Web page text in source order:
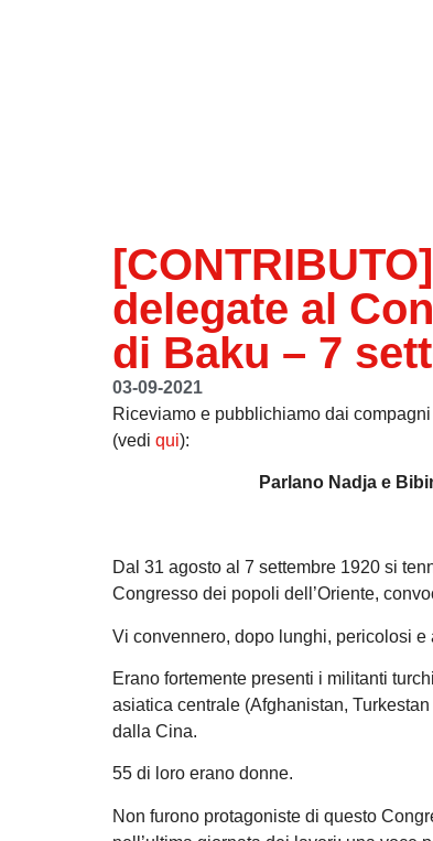
delegate al
di Baku – 7
03-09-2021
Riceviamo e pubblichiamo dai
(vedi qui):
Parlano Nadja e
Dal 31 agosto al 7 settembre 1920 si
Congresso dei popoli dell’Oriente,
Vi convennero, dopo lunghi, pericolosi e
Erano fortemente presenti i militanti
asiatica centrale (Afghanistan,
dalla Cina.
55 di loro erano donne.
Non furono protagoniste di questo